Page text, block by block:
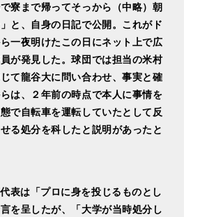
寮まで帰ってそっから（中略）朝
と、自身の日記で公開。これがド
一夜明けたこの日にネット上で広
が発見した。球団では担当の米村
て龍谷大に問い合わせ、事実と確
は、２年前の時点で本人に事情を
で自転車を運転していたとして反
る処分を科したと説明があったと
表は「プロに身を投じるものとし
を呈したが、「大学が当時処分し